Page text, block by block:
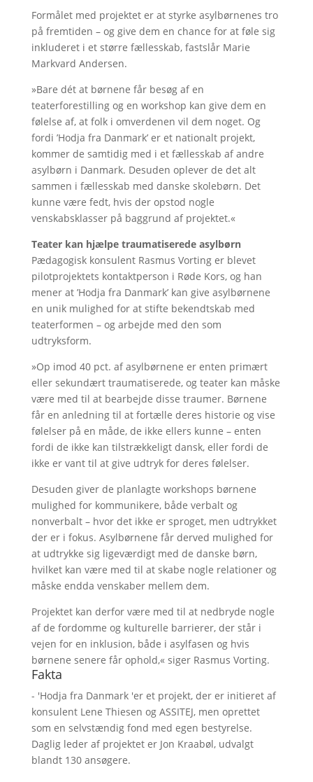
Formålet med projektet er at styrke asylbørnenes tro
på fremtiden – og give dem en chance for at føle sig
inkluderet i et større fællesskab, fastslår Marie
Markvard Andersen.
»Bare dét at børnene får besøg af en
teaterforestilling og en workshop kan give dem en
følelse af, at folk i omverdenen vil dem noget. Og
fordi ’Hodja fra Danmark’ er et nationalt projekt,
kommer de samtidig med i et fællesskab af andre
asylbørn i Danmark. Desuden oplever de det alt
sammen i fællesskab med danske skolebørn. Det
kunne være fedt, hvis der opstod nogle
venskabsklasser på baggrund af projektet.«
Teater kan hjælpe traumatiserede asylbørn
Pædagogisk konsulent Rasmus Vorting er blevet
pilotprojektets kontaktperson i Røde Kors, og han
mener at ’Hodja fra Danmark’ kan give asylbørnene
en unik mulighed for at stifte bekendtskab med
teaterformen – og arbejde med den som
udtryksform.
»Op imod 40 pct. af asylbørnene er enten primært
eller sekundært traumatiserede, og teater kan måske
være med til at bearbejde disse traumer. Børnene
får en anledning til at fortælle deres historie og vise
følelser på en måde, de ikke ellers kunne – enten
fordi de ikke kan tilstrækkeligt dansk, eller fordi de
ikke er vant til at give udtryk for deres følelser.
Desuden giver de planlagte workshops børnene
mulighed for kommunikere, både verbalt og
nonverbalt – hvor det ikke er sproget, men udtrykket
der er i fokus. Asylbørnene får derved mulighed for
at udtrykke sig ligeværdigt med de danske børn,
hvilket kan være med til at skabe nogle relationer og
måske endda venskaber mellem dem.
Projektet kan derfor være med til at nedbryde nogle
af de fordomme og kulturelle barrierer, der står i
vejen for en inklusion, både i asylfasen og hvis
børnene senere får ophold,« siger Rasmus Vorting.
Fakta
- 'Hodja fra Danmark 'er et projekt, der er initieret af
konsulent Lene Thiesen og ASSITEJ, men oprettet
som en selvstændig fond med egen bestyrelse.
Daglig leder af projektet er Jon Kraabøl, udvalgt
blandt 130 ansøgere.